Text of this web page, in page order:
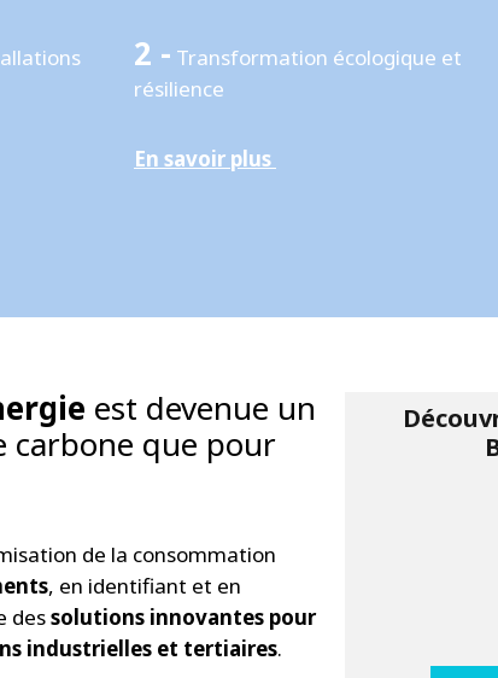
2 - Transformation écologique et
résilience
En savoir plus
est devenue un
carbone que pour
de la consommation
, en identifiant et en
dessolutions innovantes pour
industrielles et tertiaires.